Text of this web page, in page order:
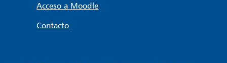
Acceso a Moodle
Contacto